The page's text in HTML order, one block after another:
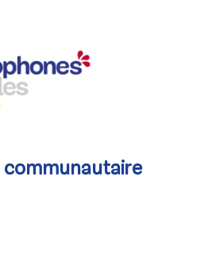
communautaire